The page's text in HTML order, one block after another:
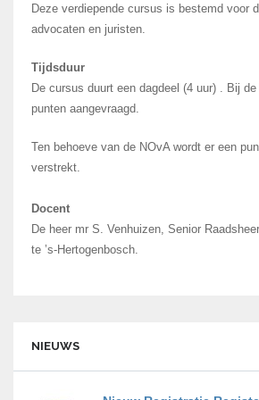
Deze verdiepende cursus is bestemd voor
advocaten en juristen.
Tijdsduur
De cursus duurt een dagdeel (4 uur) . Bij
punten aangevraagd.
Ten behoeve van de NOvA wordt er een
verstrekt.
Docent
De heer mr S. Venhuizen, Senior
te ’s-Hertogenbosch.
NIEUWS